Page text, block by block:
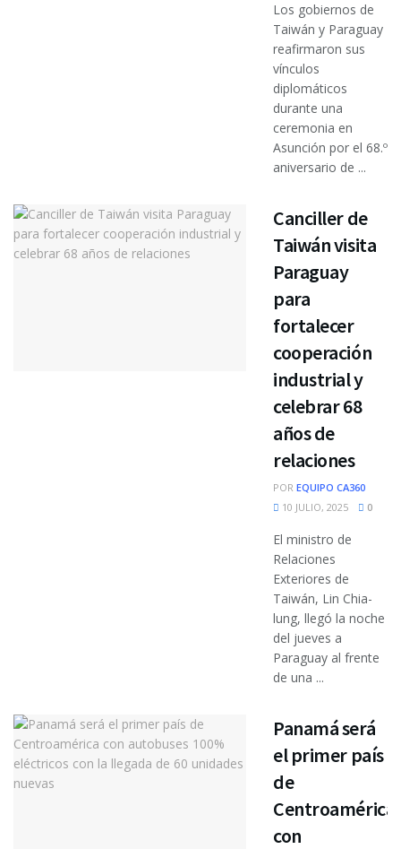
Los gobiernos de
Taiwán y Paraguay
reafirmaron sus
vínculos
diplomáticos
durante una
ceremonia en
Asunción por el 68.º
aniversario de ...
Canciller de
Taiwán visita
Paraguay
para
fortalecer
cooperación
industrial y
celebrar 68
años de
relaciones
POR EQUIPO CA360
10 JULIO, 2025
0
El ministro de
Relaciones
Exteriores de
Taiwán, Lin Chia-
lung, llegó la noche
del jueves a
Paraguay al frente
de una ...
Panamá será
el primer país
de
Centroamérica
con